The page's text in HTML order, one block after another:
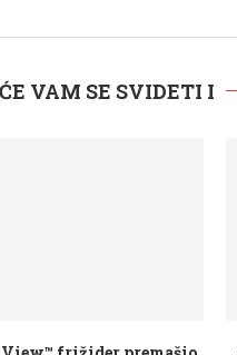
VAM SE SVIDETI I